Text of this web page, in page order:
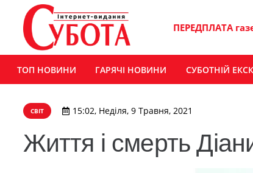
ПЕРЕДПЛАТА
ТОП НОВИНИ ГАРЯЧІ НОВИНИ СУБОТНІЙ
СВІТ 15:02, Неділя, 9 Травня, 2021
Життя і смерть